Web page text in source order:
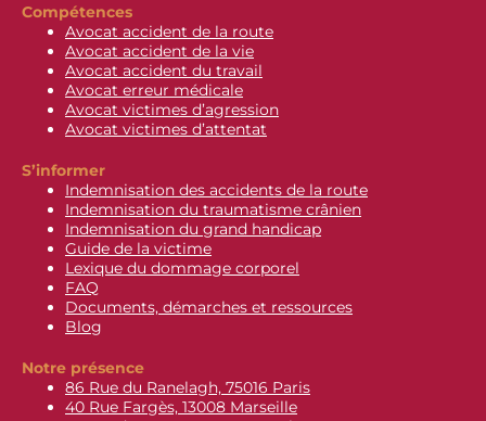
Compétences
Avocat accident de la route
Avocat accident de la vie
Avocat accident du travail
Avocat erreur médicale
Avocat victimes d’agression
Avocat victimes d’attentat
S’informer
Indemnisation des accidents de la route
Indemnisation du traumatisme crânien
Indemnisation du grand handicap
Guide de la victime
Lexique du dommage corporel
FAQ
Documents, démarches et ressources
Blog
Notre présence
86 Rue du Ranelagh, 75016 Paris
40 Rue Fargès, 13008 Marseille